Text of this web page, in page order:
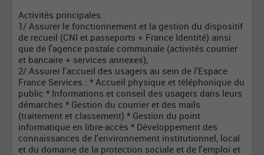
Activités principales :
1/ Assurer le fonctionnement et la gestion du dispositif
de recueil (CNI et passeports + France Identité) ainsi
que de l'agence postale communale (activités courrier
et bancaire + services annexes),
2/ Assurer l'accueil des usagers au sein de l'Espace
France Services : * Accueil physique et téléphonique du
public * Informations et conseil des usagers dans leurs
démarches * Gestion du courrier et des mails
(traitement et classement) * Gestion du point
informatique en libre-accès * Développement des
connaissances de l'environnement institutionnel, local
et du domaine de la protection sociale et de l'emploi et